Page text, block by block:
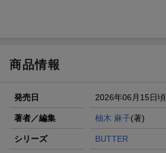
商品情報
発売日 2026年06月15日頃
著者／編集 柚木 麻子(著)
シリーズ BUTTER